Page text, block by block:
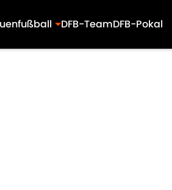
DFB-TeamDFB-Pokal